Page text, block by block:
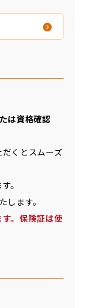
は資格確認
くとスムーズ
。
します。
。保険証は使